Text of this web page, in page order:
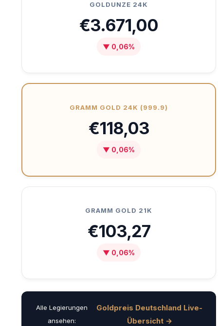
GOLDUNZE 24K
€3.671,00
▼ 0,06%
GRAMM GOLD 24K (999.9)
€118,03
▼ 0,06%
GRAMM GOLD 21K
€103,27
▼ 0,06%
Alle Legierungen
ansehen:
Goldpreis Deutschland Live-
Übersicht →